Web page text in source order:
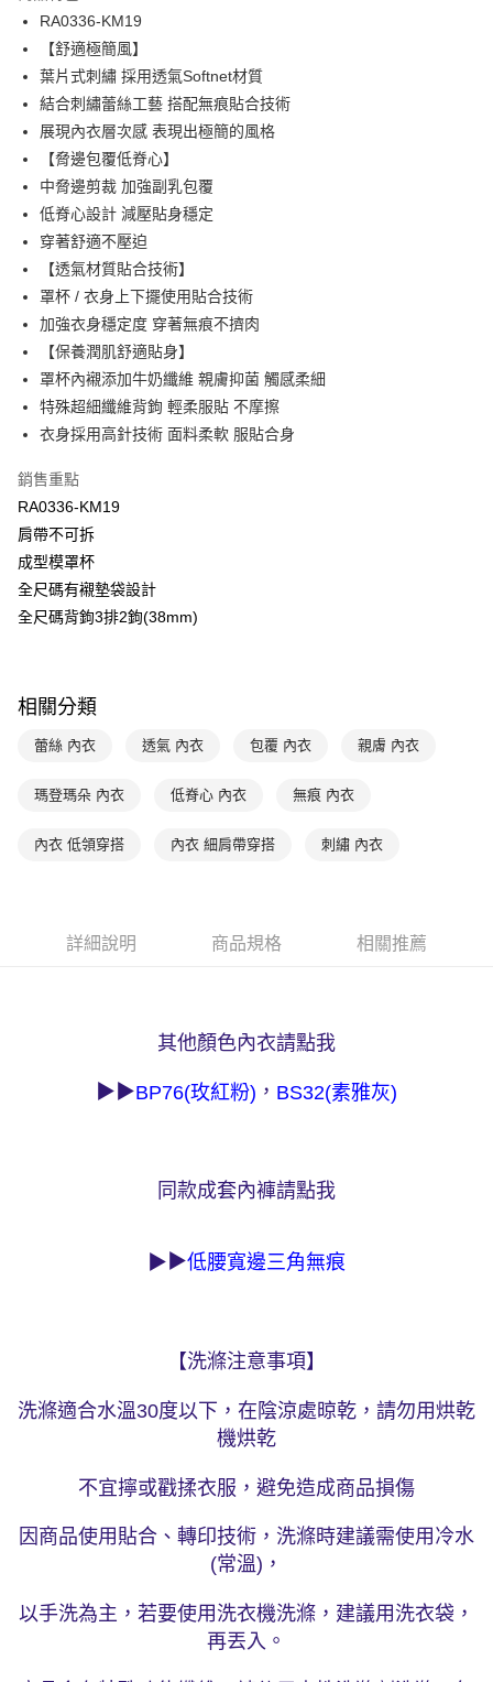
合作金庫商業銀行
華南商業銀行
上海商業儲蓄銀行
國泰世華商業銀行
臺灣中小企業銀行
台中商業銀行
匯豐（台灣）商業銀行
華泰商業銀行
聯邦商業銀行
遠東國際商業銀行
元大商業銀行
玉山商業銀行
台新國際商業銀行
台灣樂天信用卡公司
LINE Pay
Apple Pay
悠遊付
AFTEE先享後付
相關說明
【關於「AFTEE先享後付」】
AFTEE先享後付是「在收到商品之後才付款」的支付方式。 讓您購物簡單
便利好安心！
１．簡單：不需註冊會員、不需綁卡、不需儲值。
２．便利：只要手機號碼，簡訊認證，即可結帳。
【「AFTEE先享後付」結帳流程】
１．於結帳方式選擇「AFTEE先享後付」後，將跳轉至「AFTEE先享後付」
結帳頁面，進行簡訊認證並確認金額後，即可完成結帳。
３．收到繳費通知簡訊後14天內，點擊此簡訊中的連結，可透過四大超商／
ATM／網路銀行／等多元方式進行付款，方視為交易完成。
※ 請注意：結帳手續完成當下不需立刻繳費，但若您需要取消訂單，請聯絡
購買商品的店家。未經商家同意取消之訂單仍視為有效，需透過AFTEE先享
後付繳納相關費用。
※ 交易是否成功請以「AFTEE先享後付 」之結帳頁面顯示為準，若有關於
客戶支援中心」https://netprotections.freshdesk.com/support/home
易，需依本服務之必要範圍內提供個人資料，並將交易相關給付款項請求債
２．關於個人資料處理事宜，請瀏覽以下網址：
「AFTEE先享後付」，若未經同意申辦者引起之損失，本公司不負相關責
４．使用「AFTEE先享後付」時，將依據個別帳號之用戶狀況，依本公司即
運送方式
全家取貨付款$888免運-以PackAge+配客嘉循環箱包裝寄出
每筆NT$90，滿NT$888(含以上)免運費
付款後全家取貨$888免運-以PackAge+配客嘉循環箱包裝寄出
每筆NT$90，滿NT$888(含以上)免運費
萊爾富取貨付款
每筆NT$90，滿NT$1,000(含以上)免運費
付款後萊爾富取貨
每筆NT$90，滿NT$1,000(含以上)免運費
每筆NT$90，滿NT$1,000(含以上)免運費
宅配
海外宅配 (訂單成立後，請主動於2天內與線上客服核對收 查看運費
RA0336-KM19
【舒適極簡風】
葉片式刺繡 採用透氣Softnet材質
結合刺繡蕾絲工藝 搭配無痕貼合技術
展現內衣層次感 表現出極簡的風格
【脅邊包覆低脊心】
中脅邊剪裁 加強副乳包覆
低脊心設計 減壓貼身穩定
穿著舒適不壓迫
【透氣材質貼合技術】
罩杯 / 衣身上下擺使用貼合技術
加強衣身穩定度 穿著無痕不擠肉
【保養潤肌舒適貼身】
罩杯內襯添加牛奶纖維 親膚抑菌 觸感柔細
特殊超細纖維背鉤 輕柔服貼 不摩擦
衣身採用高針技術 面料柔軟 服貼合身
銷售重點
RA0336-KM19
肩帶不可拆
成型模罩杯
全尺碼有襯墊袋設計
全尺碼背鉤3排2鉤(38mm)
相關分類
蕾絲 內衣 透氣 內衣 包覆 內衣 親膚 內衣
瑪登瑪朵 內衣 低脊心 內衣 無痕 內衣
內衣 低領穿搭 內衣 細肩帶穿搭 刺繡 內衣
詳細說明 商品規格 相關推薦
其他顏色內衣請點我
▶▶BP76(玫紅粉) ， BS32(素雅灰)
同款成套內褲請點我
▶ ▶低腰寬邊三角無痕
【洗滌注意事項】
洗滌適合水溫30度以下，在陰涼處晾乾，請勿用烘乾
機烘乾
不宜擰或戳揉衣服，避免造成商品損傷
因商品使用貼合、轉印技術，洗滌時建議需使用冷水
(常溫)，
以手洗為主，若要使用洗衣機洗滌，建議用洗衣袋，
再丟入。